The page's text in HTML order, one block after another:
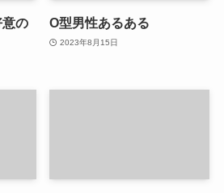
の
O型男性あるある
2023年8月15日